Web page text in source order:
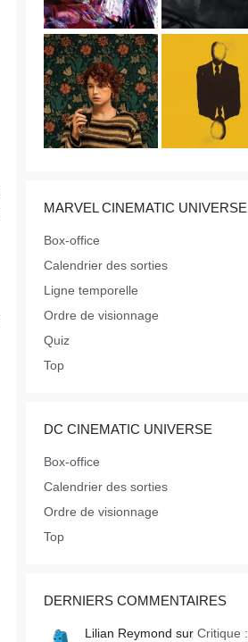
MARVEL CINEMATIC UNIVERSE
Box-office
Calendrier des sorties
Ligne temporelle
Ordre de visionnage
Quiz
Top
DC CINEMATIC UNIVERSE
Box-office
Calendrier des sorties
Ordre de visionnage
Top
DERNIERS COMMENTAIRES
Lilian Reymond sur Critique :